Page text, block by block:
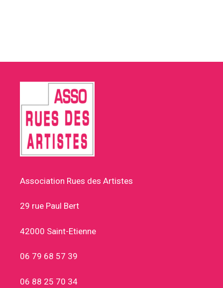
Association Rues des Artistes
29 rue Paul Bert
42000 Saint-Etienne
06 79 68 57 39
06 88 25 70 34